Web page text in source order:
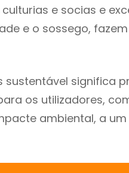
e socias e
e o sossego,
sustentável significa
os utilizadores,
ambiental, a